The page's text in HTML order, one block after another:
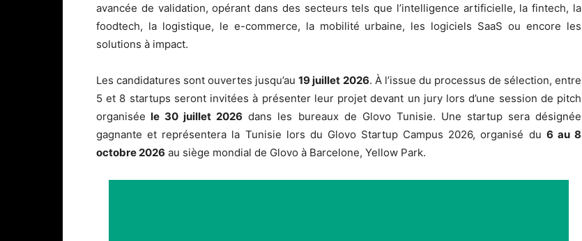
avancée de validation, opérant dans des secteurs tels que l’intelligence artificielle, la fintech, la
foodtech, la logistique, le e-commerce, la mobilité urbaine, les logiciels SaaS ou encore les
solutions à impact.
Les candidatures sont ouvertes jusqu’au19 juillet 2026. À l’issue du processus de sélection, entre
5 et 8 startups seront invitées à présenter leur projet devant un jury lors d’une session de pitch
organisée le 30 juillet 2026 dans les bureaux de Glovo Tunisie. Une startup sera désignée
gagnante et représentera la Tunisie lors du Glovo Startup Campus 2026, organisé du 6 au 8
octobre 2026 au siège mondial de Glovo à Barcelone, Yellow Park.